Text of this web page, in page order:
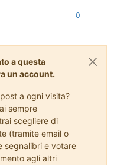
0
a questa
un account.
a ogni visita?
sempre
scegliere di
(tramite email o
segnalibri e votare
agli altri